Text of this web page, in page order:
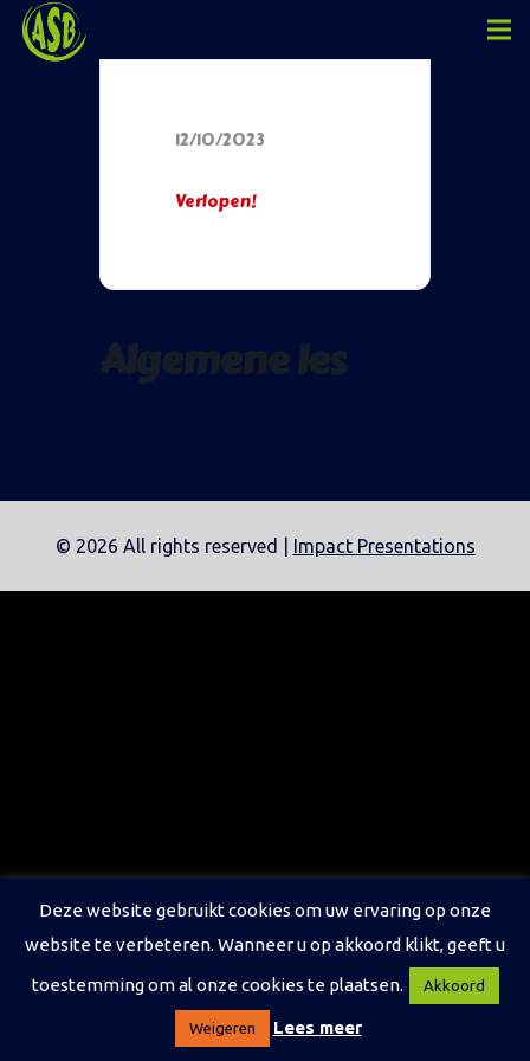
12/10/2023
Verlopen!
© 2026 All rights reserved | Impact Presentations
Deze website gebruikt cookies om uw ervaring op onze
website te verbeteren. Wanneer u op akkoord klikt, geeft u
toestemming om al onze cookies te plaatsen.
Akkoord
Weigeren Lees meer